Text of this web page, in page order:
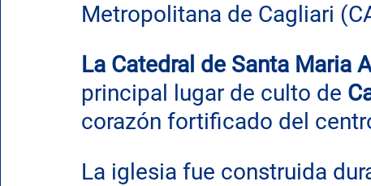
Metropolitana de Cagliari
La Catedral de Santa Maria
principal lugar de culto de
corazón fortificado del
La iglesia fue construida